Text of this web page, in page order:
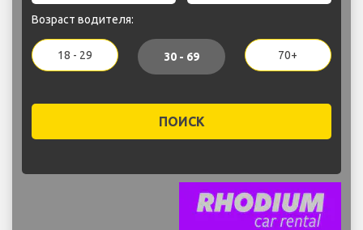
Возраст водителя:
18 - 29 30 - 69 70+
ПОИСК